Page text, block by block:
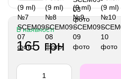
В наявності
165 грн